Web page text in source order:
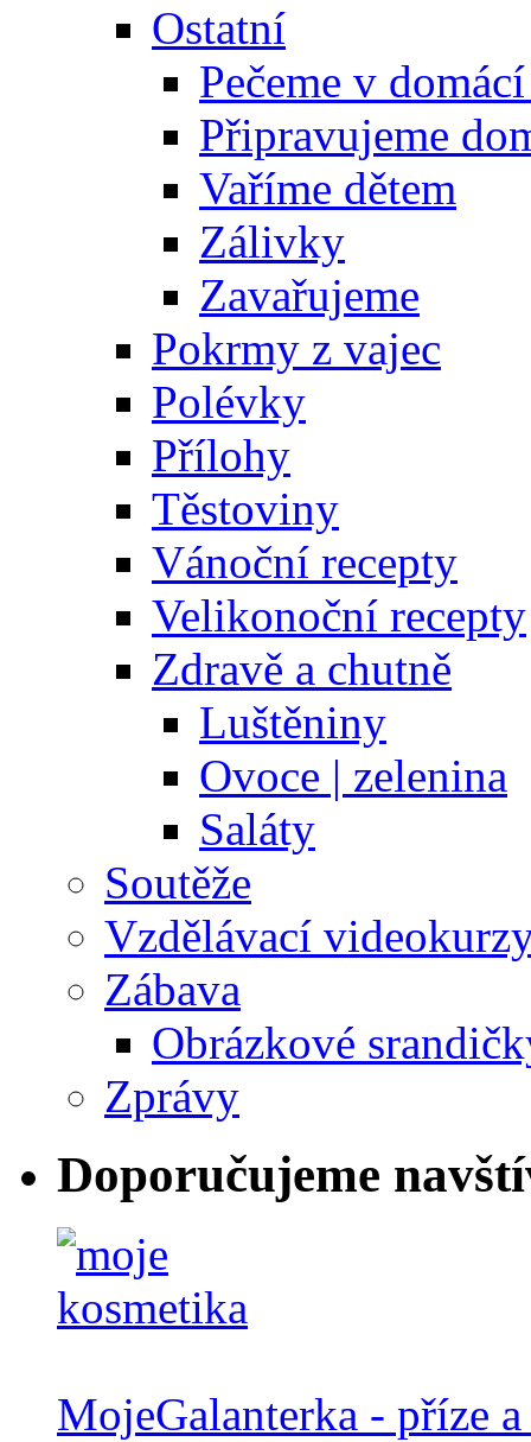
Ostatní
Pečeme v
Připravujeme
Vaříme dětem
Zálivky
Zavařujeme
Pokrmy z vajec
Polévky
Přílohy
Těstoviny
Vánoční recepty
Velikonoční recepty
Zdravě a chutně
Luštěniny
Ovoce | zelenina
Saláty
Soutěže
Vzdělávací
Zábava
Obrázkové
Zprávy
Doporučujeme
MojeGalanterka - příze